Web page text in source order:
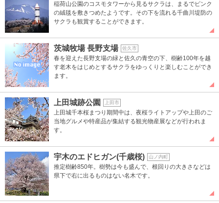
稲荷山公園のコスモタワーから見るサクラは、まるでピンク
の絨毯を敷きつめたようです。その下を流れる千曲川堤防の
サクラも観賞することができます。
茨城牧場 長野支場 佐久市
春を迎えた長野支場の緑と佐久の青空の下、樹齢100年を越
す老木をはじめとするサクラをゆっくりと楽しむことができ
ます。
上田城跡公園 上田市
上田城千本桜まつり期間中は、夜桜ライトアップや上田のご
当地グルメや特産品が集結する観光物産展などが行われま
す。
宇木のエドヒガン(千歳桜) 山ノ内町
推定樹齢850年。樹勢は今も盛んで、根回りの大きさなどは
県下で右に出るものはない名木です。